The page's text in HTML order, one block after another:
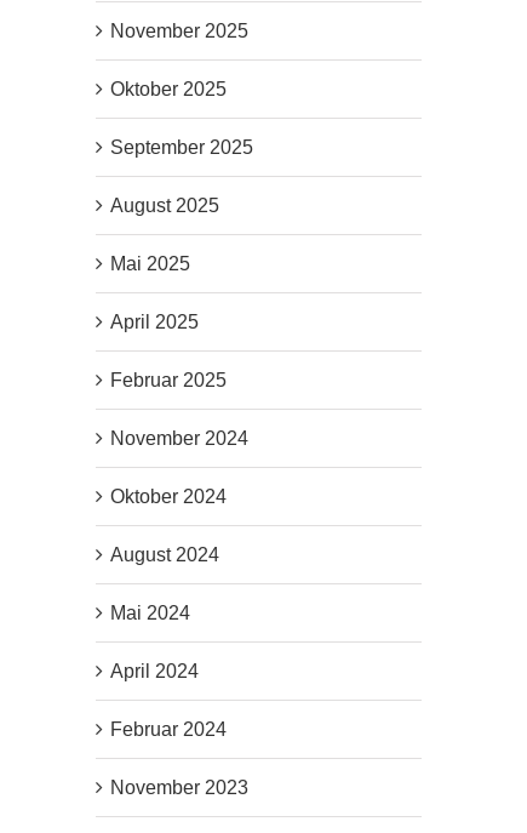
November 2025
Oktober 2025
September 2025
August 2025
Mai 2025
April 2025
Februar 2025
November 2024
Oktober 2024
August 2024
Mai 2024
April 2024
Februar 2024
November 2023